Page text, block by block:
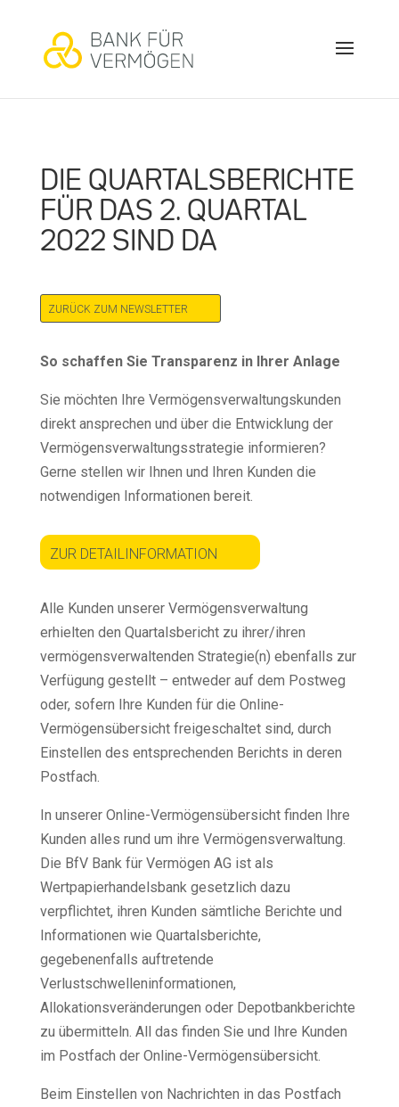
DIE QUARTALSBERICHTE
FÜR DAS 2. QUARTAL
2022 SIND DA
ZURÜCK ZUM NEWSLETTER
So schaffen Sie Transparenz in Ihrer Anlage
Sie möchten Ihre Vermögensverwaltungskunden
direkt ansprechen und über die Entwicklung der
Vermögensverwaltungsstrategie informieren?
Gerne stellen wir Ihnen und Ihren Kunden die
notwendigen Informationen bereit.
ZUR DETAILINFORMATION
Alle Kunden unserer Vermögensverwaltung
erhielten den Quartalsbericht zu ihrer/ihren
vermögensverwaltenden Strategie(n) ebenfalls zur
Verfügung gestellt – entweder auf dem Postweg
oder, sofern Ihre Kunden für die Online-
Vermögensübersicht freigeschaltet sind, durch
Einstellen des entsprechenden Berichts in deren
Postfach.
In unserer Online-Vermögensübersicht finden Ihre
Kunden alles rund um ihre Vermögensverwaltung.
Die BfV Bank für Vermögen AG ist als
Wertpapierhandelsbank gesetzlich dazu
verpflichtet, ihren Kunden sämtliche Berichte und
Informationen wie Quartalsberichte,
gegebenenfalls auftretende
Verlustschwelleninformationen,
Allokationsveränderungen oder Depotbankberichte
zu übermitteln. All das finden Sie und Ihre Kunden
im Postfach der Online-Vermögensübersicht.
Beim Einstellen von Nachrichten in das Postfach